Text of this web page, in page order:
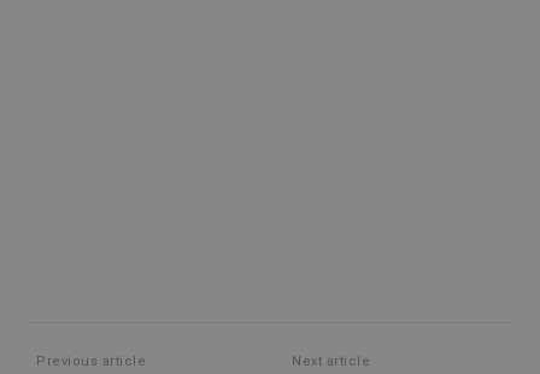
Previous article Next article